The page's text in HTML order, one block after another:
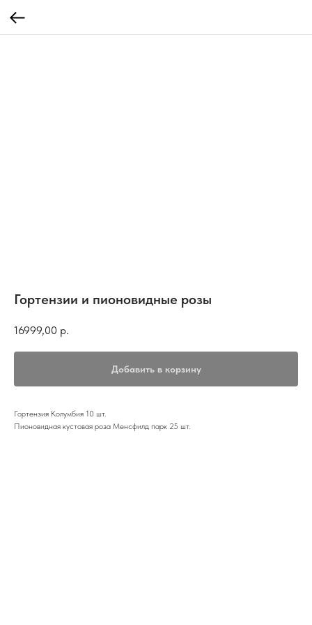
Гортензии и пионовидные розы
16999,00 р.
Добавить в корзину
Гортензия Колумбия 10 шт.
Пионовидная кустовая роза Менсфилд парк 25 шт.